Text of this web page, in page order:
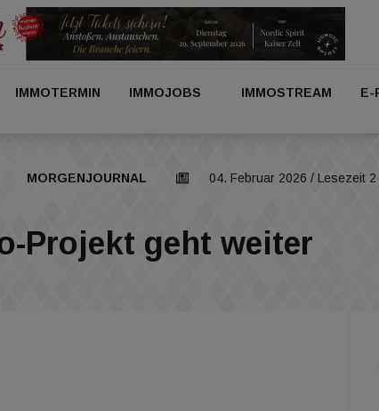
IMMOTERMIN IMMOJOBS IMMOSTREAM E-
MORGENJOURNAL 04. Februar 2026 / Lesezeit 2
Projekt geht weiter